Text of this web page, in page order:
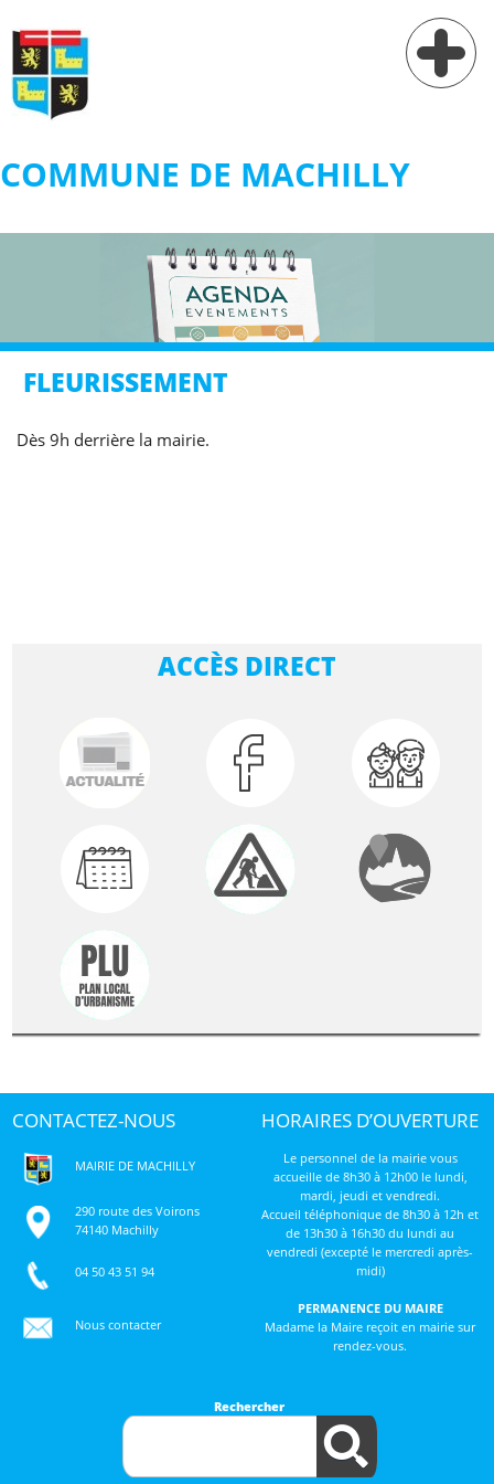
COMMUNE DE MACHILLY
Vie pratique
Services
Village
FLEURISSEMENT
Dès 9h derrière la mairie.
ACCÈS DIRECT
CONTACTEZ-NOUS
MAIRIE DE MACHILLY
290 route des Voirons
74140 Machilly
04 50 43 51 94
Nous contacter
HORAIRES D’OUVERTURE
Le personnel de la mairie vous
accueille de 8h30 à 12h00 le lundi,
mardi, jeudi et vendredi.
Accueil téléphonique de 8h30 à 12h et
de 13h30 à 16h30 du lundi au
vendredi (excepté le mercredi après-
midi)
PERMANENCE DU MAIRE
Madame la Maire reçoit en mairie sur
rendez-vous.
Rechercher